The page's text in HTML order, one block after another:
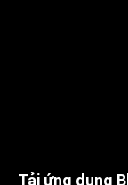
Tải ứng dụng